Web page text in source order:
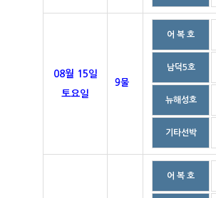
08월 15일
토요일
9물
어 복 호
남덕5호
뉴해성호
기타선박
어 복 호